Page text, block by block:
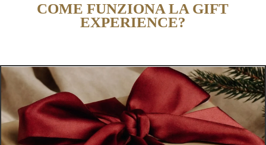
COME FUNZIONA LA GIFT
EXPERIENCE?